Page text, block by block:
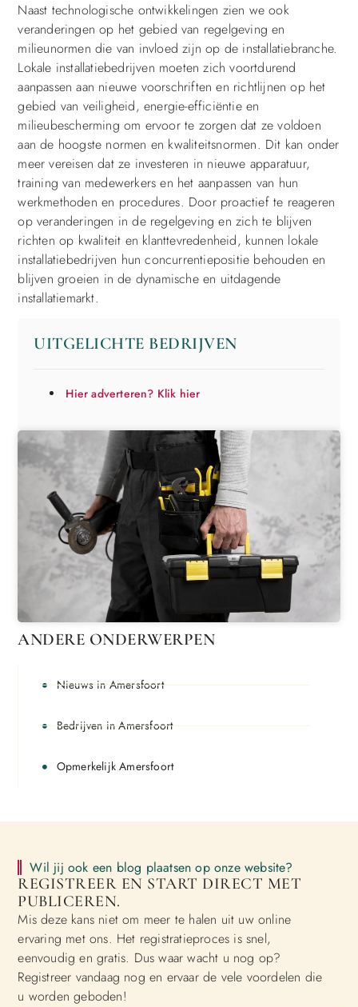
Naast technologische ontwikkelingen zien we ook
veranderingen op het gebied van regelgeving en
milieunormen die van invloed zijn op de installatiebranche.
Lokale installatiebedrijven moeten zich voortdurend
aanpassen aan nieuwe voorschriften en richtlijnen op het
gebied van veiligheid, energie-efficiëntie en
milieubescherming om ervoor te zorgen dat ze voldoen
aan de hoogste normen en kwaliteitsnormen. Dit kan onder
meer vereisen dat ze investeren in nieuwe apparatuur,
training van medewerkers en het aanpassen van hun
werkmethoden en procedures. Door proactief te reageren
op veranderingen in de regelgeving en zich te blijven
richten op kwaliteit en klanttevredenheid, kunnen lokale
installatiebedrijven hun concurrentiepositie behouden en
blijven groeien in de dynamische en uitdagende
installatiemarkt.
UITGELICHTE BEDRIJVEN
Hier adverteren? Klik hier
ANDERE ONDERWERPEN
Nieuws in Amersfoort
Bedrijven in Amersfoort
Opmerkelijk Amersfoort
Wil jij ook een blog plaatsen op onze website?
REGISTREER EN START DIRECT MET
PUBLICEREN.
Mis deze kans niet om meer te halen uit uw online
ervaring met ons. Het registratieproces is snel,
eenvoudig en gratis. Dus waar wacht u nog op?
Registreer vandaag nog en ervaar de vele voordelen die
u worden geboden!